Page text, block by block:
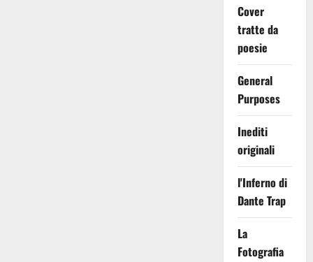
Cover
tratte da
poesie
General
Purposes
Inediti
originali
l'Inferno di
Dante Trap
La
Fotografia